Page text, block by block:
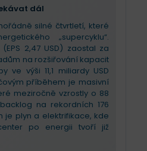
dál
silné čtvrtletí, které
„supercyklu“.
2,47 USD) zaostal za
na rozšiřování kapacit
ve výši 11,1 miliardy USD
příběhem je masivní
meziročně vzrostly o 88
na rekordních 176
je plyn a elektrifikace, kde
po energii tvoří již